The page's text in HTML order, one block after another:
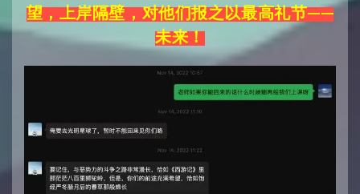
望，上岸隔壁，对他们报之以最高礼节——
未来！